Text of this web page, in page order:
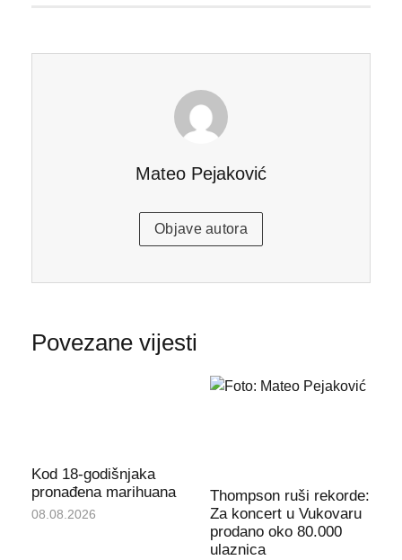
Mateo Pejaković
Objave autora
Povezane vijesti
Kod 18-godišnjaka
pronađena marihuana
08.08.2026
Thompson ruši rekorde:
Za koncert u Vukovaru
prodano oko 80.000
ulaznica